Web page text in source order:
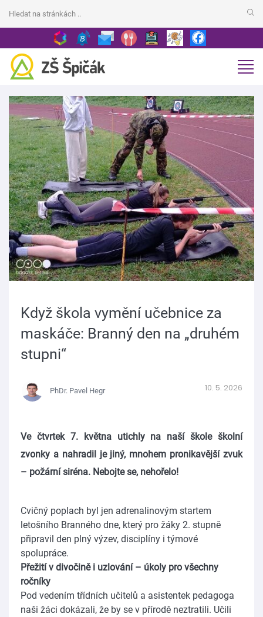
Když škola vymění učebnice za
maskáče: Branný den na „druhém
stupni“
PhDr. Pavel Hegr 10. 5. 2026
Ve čtvrtek 7. května utichly na naší škole školní
zvonky a nahradil je jiný, mnohem pronikavější zvuk
– požární siréna. Nebojte se, nehořelo!
Cvičný poplach byl jen adrenalinovým startem
letošního Branného dne, který pro žáky 2. stupně
připravil den plný výzev, disciplíny i týmové
spolupráce.
Přežití v divočině i uzlování – úkoly pro všechny
ročníky
Pod vedením třídních učitelů a asistentek pedagoga
naši žáci dokázali, že by se v přírodě neztratili. Učili